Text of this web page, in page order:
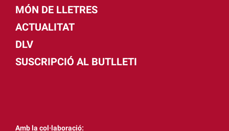
MÓN DE LLETRES
ACTUALITAT
DLV
SUSCRIPCIÓ AL BUTLLETI
Amb la col·laboració: